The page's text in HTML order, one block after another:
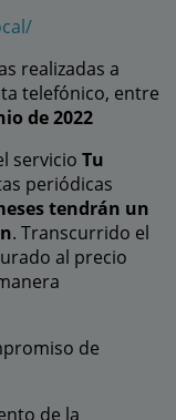
realizadas a
telefónico, entre
de 2022
servicio Tu
periódicas
tendrán un
. Transcurrido el
al precio
de
de la